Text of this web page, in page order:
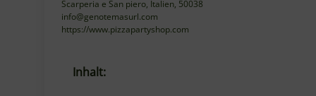
Produkteigenschaft
Wert
Inhalt: